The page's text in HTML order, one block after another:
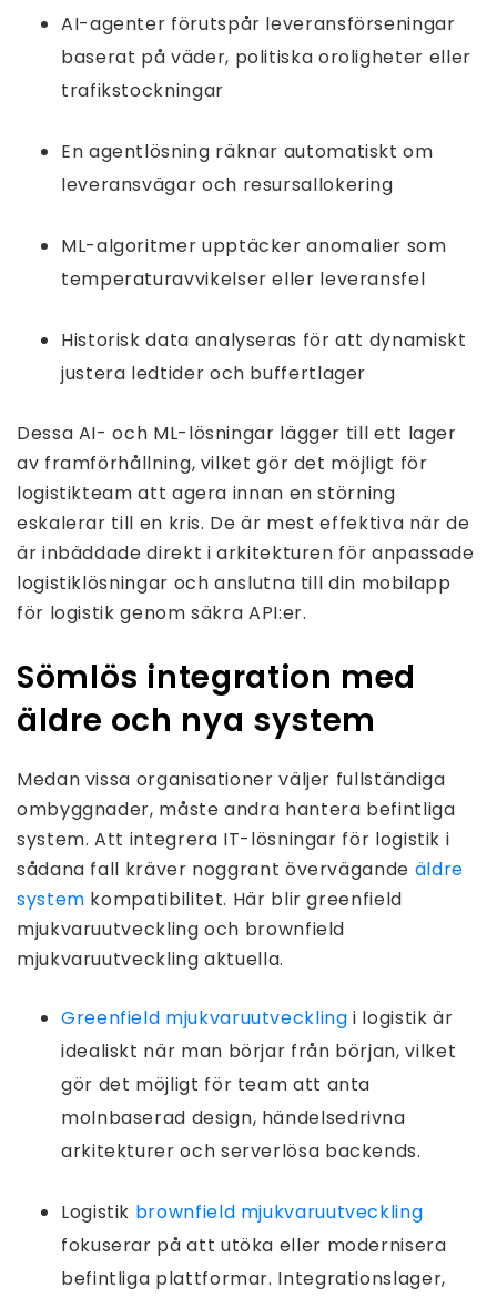
AI-agenter förutspår leveransförseningar
baserat på väder, politiska oroligheter eller
trafikstockningar
En agentlösning räknar automatiskt om
leveransvägar och resursallokering
ML-algoritmer upptäcker anomalier som
temperaturavvikelser eller leveransfel
Historisk data analyseras för att dynamiskt
justera ledtider och buffertlager
Dessa AI- och ML-lösningar lägger till ett lager
av framförhållning, vilket gör det möjligt för
logistikteam att agera innan en störning
eskalerar till en kris. De är mest effektiva när de
är inbäddade direkt i arkitekturen för anpassade
logistiklösningar och anslutna till din mobilapp
för logistik genom säkra API:er.
Sömlös integration med
äldre och nya system
Medan vissa organisationer väljer fullständiga
ombyggnader, måste andra hantera befintliga
system. Att integrera IT-lösningar för logistik i
sådana fall kräver noggrant övervägande äldre
system kompatibilitet. Här blir greenfield
mjukvaruutveckling och brownfield
mjukvaruutveckling aktuella.
Greenfield mjukvaruutveckling i logistik är
idealiskt när man börjar från början, vilket
gör det möjligt för team att anta
molnbaserad design, händelsedrivna
arkitekturer och serverlösa backends.
Logistik brownfield mjukvaruutveckling
fokuserar på att utöka eller modernisera
befintliga plattformar. Integrationslager,